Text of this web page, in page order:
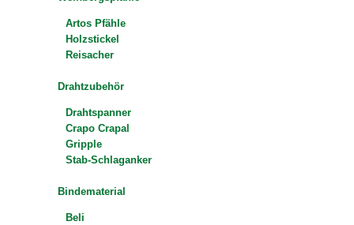
Artos Pfähle
Holzstickel
Reisacher
Drahtzubehör
Drahtspanner
Crapo Crapal
Gripple
Stab-Schlaganker
Bindematerial
Beli